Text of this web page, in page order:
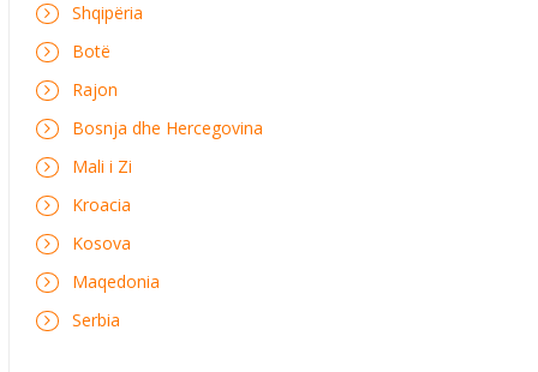
Shqipëria
Botë
Rajon
Bosnja dhe Hercegovina
Mali i Zi
Kroacia
Kosova
Maqedonia
Serbia